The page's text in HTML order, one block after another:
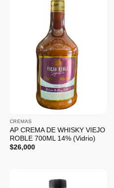
CREMAS
AP CREMA DE WHISKY VIEJO
ROBLE 700ML 14% (Vidrio)
$26,000